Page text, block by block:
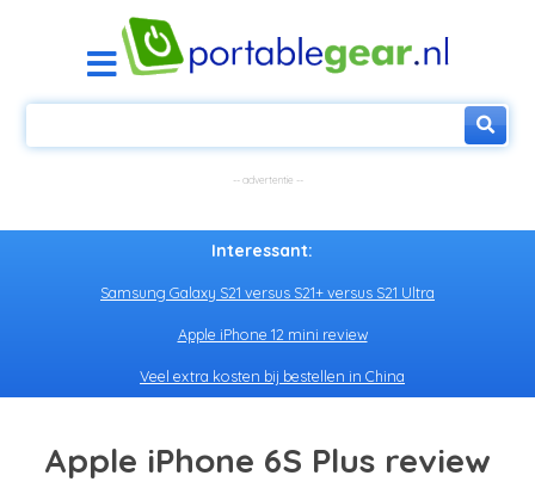
Interessant:
Samsung Galaxy S21 versus S21+ versus S21 Ultra
Apple iPhone 12 mini review
Veel extra kosten bij bestellen in China
Apple iPhone 6S Plus review